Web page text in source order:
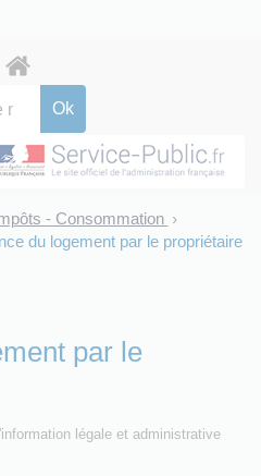
- Consommation >
du logement par le propriétaire
par le
légale et administrative